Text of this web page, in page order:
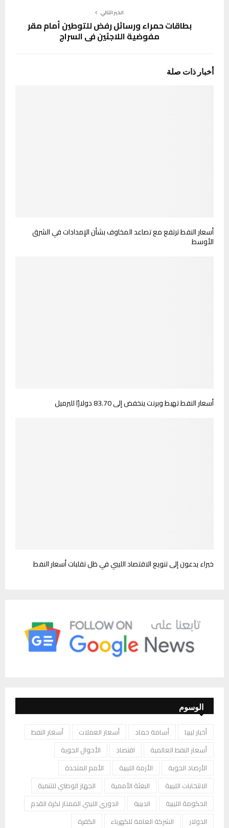
الخبر التالي
بطاقات حمراء ورسائل رفض للتوطين أمام مقر
مفوضية اللاجئين في السراج
أخبار ذات صلة
أسعار النفط ترتفع مع تصاعد المخاوف بشأن الإمدادات في الشرق
الأوسط
أسعار النفط تهبط وبرنت ينخفض إلى 83.70 دولارًا للبرميل
خبراء يدعون إلى تنويع الاقتصاد الليبي في ظل تقلبات أسعار النفط
الوسوم
أخبار ليبيا أسامة حماد أسعار العملات
أسعار النفط
أسعار النفط العالمية
اقتصاد
الأحوال الجوية
الأرصاد الجوية
الأزمة الليبية
الأمم المتحدة
الانتخابات الليبية
البعثة الأممية
الجهاز الوطني للتنمية
الحكومة الليبية
الدبيبة
الدوري الليبي الممتاز لكرة القدم
الدولار
الشركة العامة للكهرباء
الكفرة